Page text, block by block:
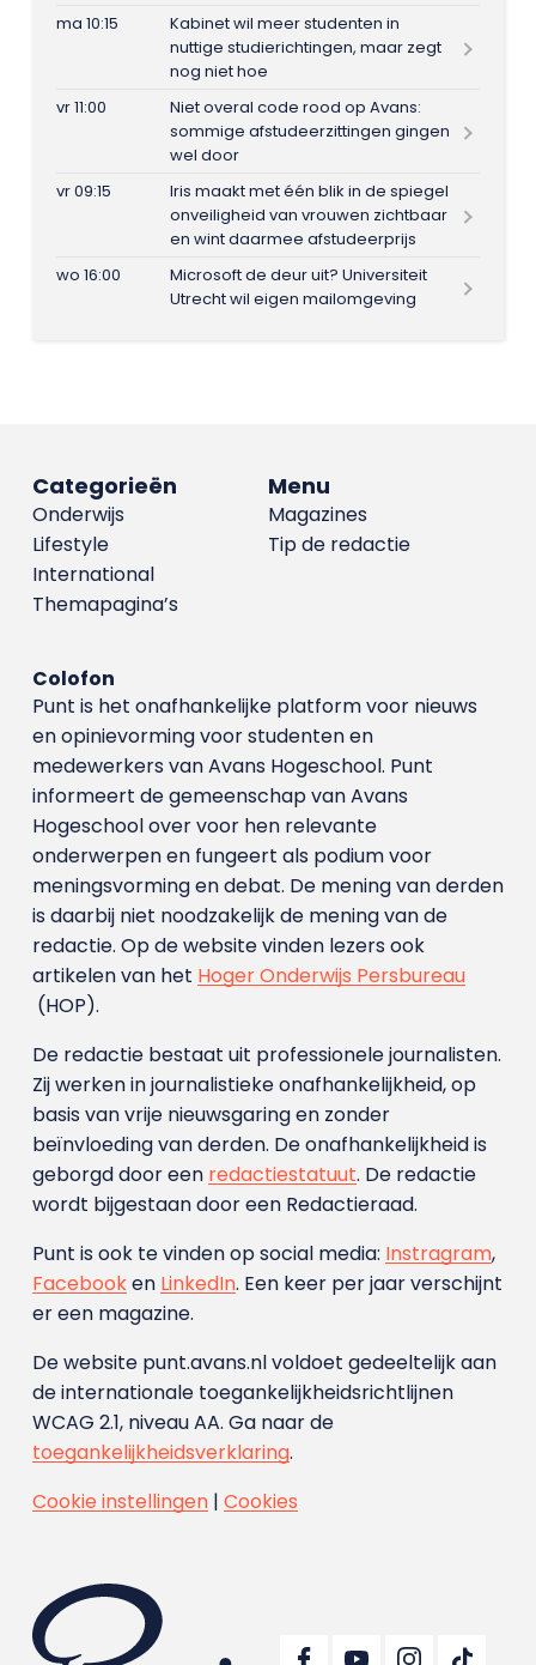
ma 10:15
Kabinet wil meer studenten in
nuttige studierichtingen, maar zegt
nog niet hoe
vr 11:00
Niet overal code rood op Avans:
sommige afstudeerzittingen gingen
wel door
vr 09:15
Iris maakt met één blik in de spiegel
onveiligheid van vrouwen zichtbaar
en wint daarmee afstudeerprijs
wo 16:00
Microsoft de deur uit? Universiteit
Utrecht wil eigen mailomgeving
Menu
Magazines
Tip de redactie
Categorieën
Onderwijs
Lifestyle
International
Themapagina’s
Colofon
Punt is het onafhankelijke platform voor nieuws
en opinievorming voor studenten en
medewerkers van Avans Hoge­school. Punt
informeert de gemeenschap van Avans
Hogeschool over voor hen relevante
onderwerpen en fungeert als podium voor
meningsvorming en debat. De mening van derden
is daarbij niet noodzakelijk de mening van de
redactie. Op de website vinden lezers ook
artikelen van het Hoger Onderwijs Persbureau
(HOP).
De redactie bestaat uit professionele journalisten.
Zij werken in journalistieke onafhankelijkheid, op
basis van vrije nieuwsgaring en zonder
beïnvloeding van derden. De onafhankelijkheid is
geborgd door een redactiestatuut. De redactie
wordt bijgestaan door een Redactieraad.
Punt is ook te vinden op social media: Instragram,
Facebooken LinkedIn. Een keer per jaar verschijnt
er een magazine.
De website punt.avans.nl voldoet gedeeltelijk aan
de internationale toegankelijkheidsrichtlijnen
WCAG 2.1, niveau AA. Ga naar de
toegankelijkheidsverklaring.
Cookie instellingen| Cookies